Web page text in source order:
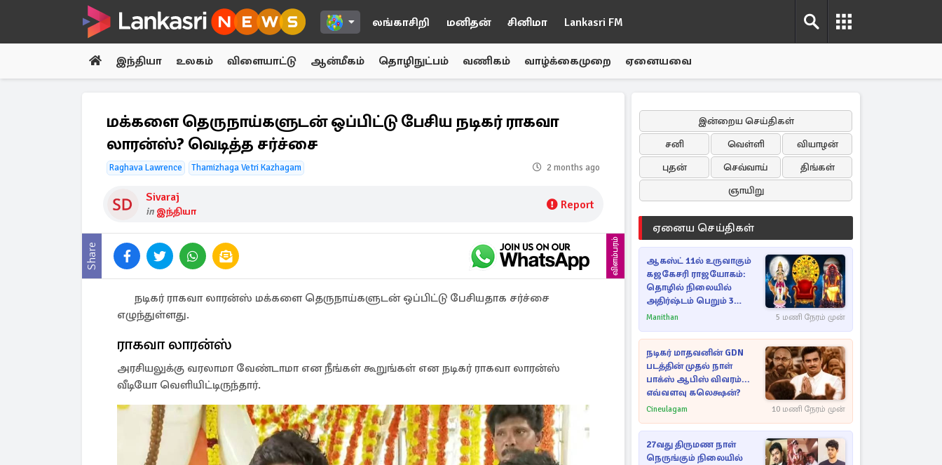
லங்காசிறி மனிதன் சினிமா Lankasri FM
இந்தியா உலகம் விளையாட்டு ஆன்மீகம் தொழிநுட்பம் வணிகம் வாழ்க்கைமுறை ஏனையவை
மக்களை தெருநாய்களுடன் ஒப்பிட்டு பேசிய நடிகர் ராகவா
லாரன்ஸ்? வெடித்த சர்ச்சை
Raghava Lawrence Thamizhaga Vetri Kazhagam 2 months ago
Sivaraj
in இந்தியா Report
Share விளம்பரம்
நடிகர் ராகவா லாரன்ஸ் மக்களை தெருநாய்களுடன் ஒப்பிட்டு பேசியதாக சர்ச்சை
எழுந்துள்ளது.
ராகவா லாரன்ஸ்
அரசியலுக்கு வரலாமா வேண்டாமா என நீங்கள் கூறுங்கள் என நடிகர் ராகவா லாரன்ஸ்
வீடியோ வெளியிட்டிருந்தார்.
இன்றைய செய்திகள்
சனி
வெள்ளி
வியாழன்
புதன்
செவ்வாய்
திங்கள்
ஞாயிறு
ஏனைய செய்திகள்
ஆகஸ்ட் 11ல் உருவாகும்
கஜகேசரி ராஜயோகம்:
தொழில் நிலையில்
அதிர்ஷ்டம் பெறும் 3
ராசிகள்!
Manithan 5 மணி நேரம் முன்
நடிகர் மாதவனின் GDN
படத்தின் முதல் நாள்
பாக்ஸ் ஆபிஸ் விவரம்...
எவ்வளவு கலெக்ஷன்?
Cineulagam 10 மணி நேரம் முன்
27வது திருமண நாள்
நெருங்கும் நிலையில்